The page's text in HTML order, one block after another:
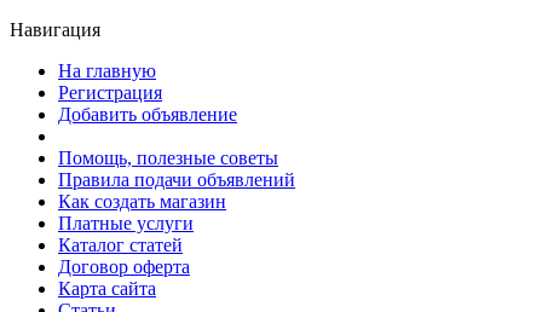
Навигация
На главную
Регистрация
Добавить объявление
Помощь, полезные советы
Правила подачи объявлений
Как создать магазин
Платные услуги
Каталог статей
Договор оферта
Карта сайта